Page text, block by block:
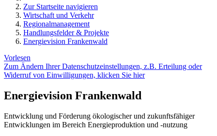
Zur Startseite navigieren
Wirtschaft und Verkehr
Regionalmanagement
Handlungsfelder & Projekte
Energievision Frankenwald
Vorlesen
Zum Ändern Ihrer Datenschutzeinstellungen, z.B. Erteilung oder
Widerruf von Einwilligungen, klicken Sie hier
Energievision Frankenwald
Entwicklung und Förderung ökologischer und zukunftsfähiger
Entwicklungen im Bereich Energieproduktion und -nutzung